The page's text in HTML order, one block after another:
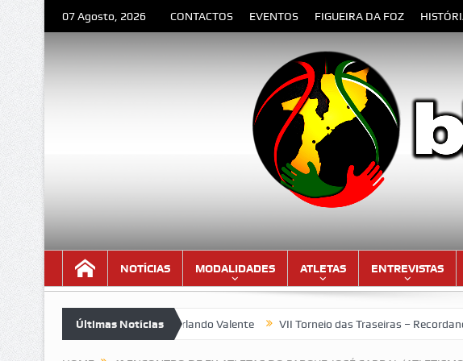
07 Agosto, 2026 CONTACTOS EVENTOS FIGUEIRA DA FOZ
NOTÍCIAS MODALIDADES ATLETAS ENTREVISTAS
Últimas Notícias
DESPEDIDA” – Poema de Orlando Valente VII Torneio das Traseiras – Recordando a